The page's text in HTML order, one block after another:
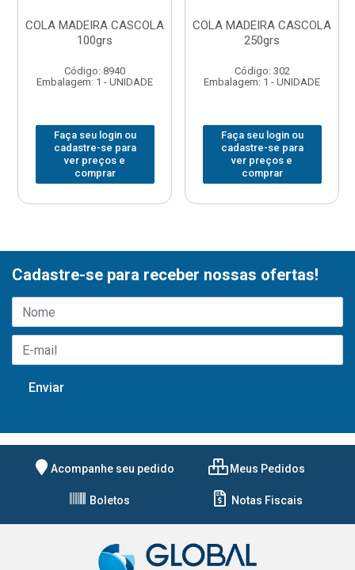
COLA MADEIRA CASCOLA
100grs
Código: 8940
Embalagem: 1 - UNIDADE
Faça seu login ou
cadastre-se para
ver preços e
comprar
COLA MADEIRA CASCOLA
250grs
Código: 302
Embalagem: 1 - UNIDADE
Faça seu login ou
cadastre-se para
ver preços e
comprar
Cadastre-se para receber nossas ofertas!
Acompanhe seu pedido Meus Pedidos
Boletos Notas Fiscais